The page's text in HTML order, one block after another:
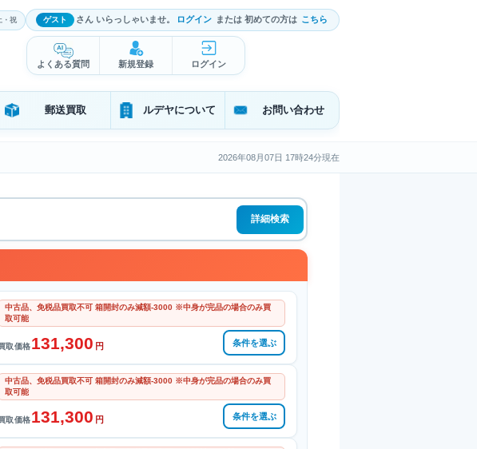
・祝 ゲスト さん いらっしゃいませ。 ログイン または 初めての方は こちら
よくある質問 新規登録 ログイン
郵送買取 ルデヤについて お問い合わせ
2026年08月07日 17時24分現在
詳細検索
中古品、免税品買取不可 箱開封のみ減額-3000 ※中身が完品の場合のみ買
取可能
取価格131,300 円 条件を選ぶ
中古品、免税品買取不可 箱開封のみ減額-3000 ※中身が完品の場合のみ買
取可能
取価格131,300 円 条件を選ぶ